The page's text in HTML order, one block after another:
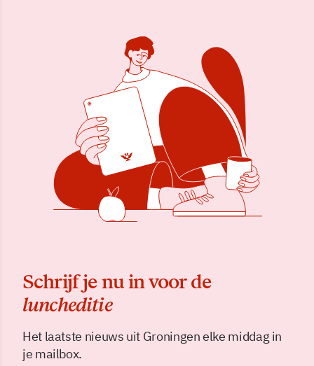
Schrijf je nu in voor de
luncheditie
Het laatste nieuws uit Groningen elke middag in
je mailbox.